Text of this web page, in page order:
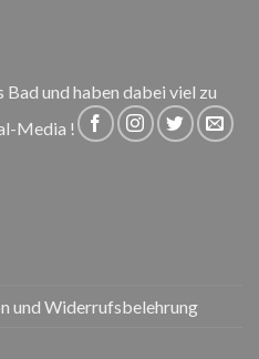
und haben dabei viel zu
Media !
und Widerrufsbelehrung